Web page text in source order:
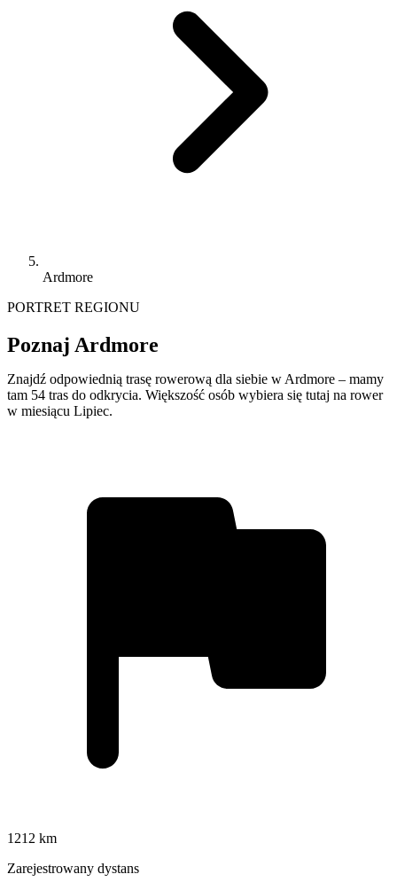
Ardmore
PORTRET REGIONU
Poznaj Ardmore
Znajdź odpowiednią trasę rowerową dla siebie w Ardmore – mamy
tam 54 tras do odkrycia. Większość osób wybiera się tutaj na rower
w miesiącu Lipiec.
1212 km
Zarejestrowany dystans